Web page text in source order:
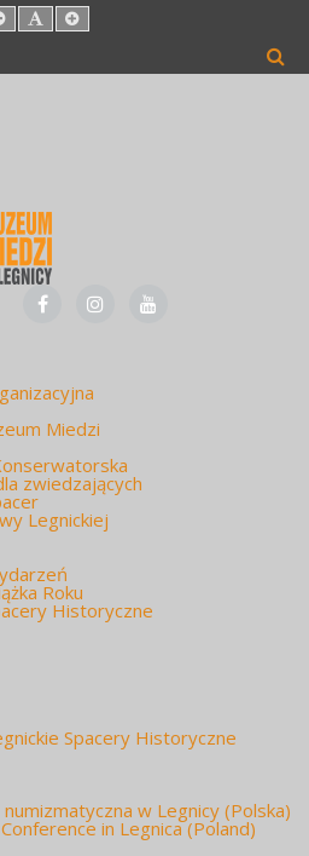
Set
Smaller
Set
Default
Set
Larger
Miedzi
zwiedzających
Legnickiej
Roku
Historyczne
Spacery Historyczne
w Legnicy (Polska)
in Legnica (Poland)